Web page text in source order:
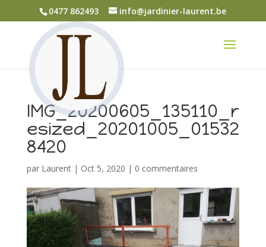
0477 862493 info@jardinier-laurent.be
IMG_20200605_135110_r
esized_20201005_01532
8420
par Laurent| Oct 5, 2020 | 0 commentaires